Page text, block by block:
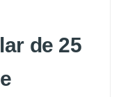
de 25